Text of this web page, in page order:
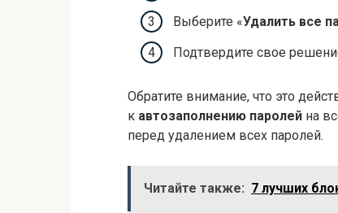
Выберите «Удалить все
Подтвердите свое
Обратите внимание, что это
к автозаполнению паролей на
перед удалением всех паролей.
Читайте также: 7 лучших